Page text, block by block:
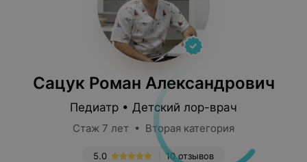
Сацук Роман Александрович
Педиатр • Детский лор-врач
Стаж 7 лет • Вторая категория
10 отзывов
5.0